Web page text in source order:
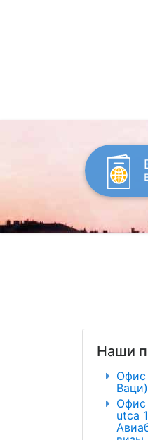
Наши
Офис
Офис
utca